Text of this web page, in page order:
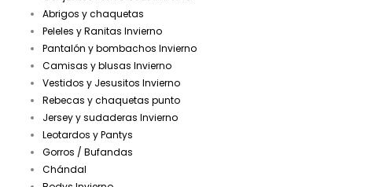
Abrigos y chaquetas
Peleles y Ranitas Invierno
Pantalón y bombachos Invierno
Camisas y blusas Invierno
Vestidos y Jesusitos Invierno
Rebecas y chaquetas punto
Jersey y sudaderas Invierno
Leotardos y Pantys
Gorros / Bufandas
Chándal